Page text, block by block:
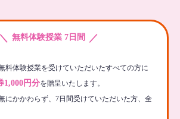
＼ 無料体験授業 7日間 ／
料体験授業を受けていただいたすべての方に
1,000円分を贈呈いたします。
にかかわらず、7日間受けていただいた方、全